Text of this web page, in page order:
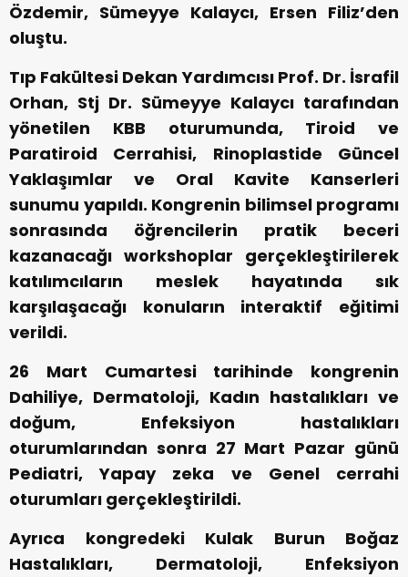
Özdemir, Sümeyye Kalaycı, Ersen Filiz’den
oluştu.
Tıp Fakültesi Dekan Yardımcısı Prof. Dr. İsrafil
Orhan, Stj Dr. Sümeyye Kalaycı tarafından
yönetilen KBB oturumunda, Tiroid ve
Paratiroid Cerrahisi, Rinoplastide Güncel
Yaklaşımlar ve Oral Kavite Kanserleri
sunumu yapıldı. Kongrenin bilimsel programı
sonrasında öğrencilerin pratik beceri
kazanacağı workshoplar gerçekleştirilerek
katılımcıların meslek hayatında sık
karşılaşacağı konuların interaktif eğitimi
verildi.
26 Mart Cumartesi tarihinde kongrenin
Dahiliye, Dermatoloji, Kadın hastalıkları ve
doğum, Enfeksiyon hastalıkları
oturumlarından sonra 27 Mart Pazar günü
Pediatri, Yapay zeka ve Genel cerrahi
oturumları gerçekleştirildi.
Ayrıca kongredeki Kulak Burun Boğaz
Hastalıkları, Dermatoloji, Enfeksiyon